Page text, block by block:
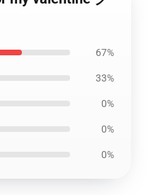
67%
33%
0%
0%
0%